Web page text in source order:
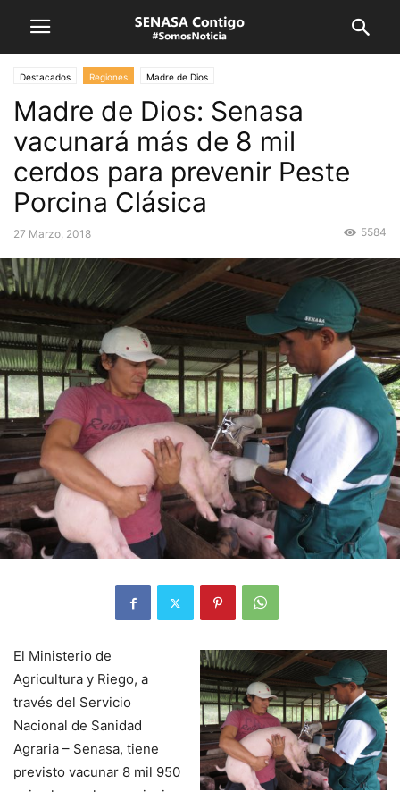
Destacados Regiones Madre de Dios
Madre de Dios: Senasa
vacunará más de 8 mil
cerdos para prevenir Peste
Porcina Clásica
27 Marzo, 2018 5584
El Ministerio de
Agricultura y Riego, a
través del Servicio
Nacional de Sanidad
Agraria – Senasa, tiene
previsto vacunar 8 mil 950